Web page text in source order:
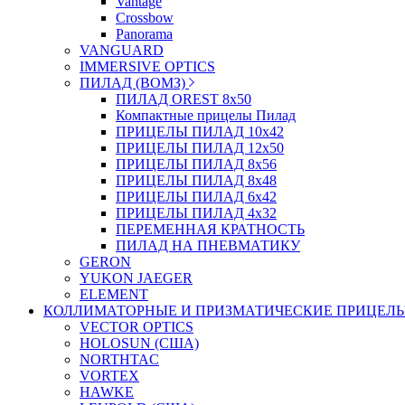
Crossbow
Panorama
VANGUARD
IMMERSIVE OPTICS
ПИЛАД (ВОМЗ)
ПИЛАД OREST 8х50
Компактные прицелы Пилад
ПРИЦЕЛЫ ПИЛАД 10х42
ПРИЦЕЛЫ ПИЛАД 12х50
ПРИЦЕЛЫ ПИЛАД 8х56
ПРИЦЕЛЫ ПИЛАД 8х48
ПРИЦЕЛЫ ПИЛАД 6х42
ПРИЦЕЛЫ ПИЛАД 4х32
ПЕРЕМЕННАЯ КРАТНОСТЬ
ПИЛАД НА ПНЕВМАТИКУ
GERON
YUKON JAEGER
ELEMENT
КОЛЛИМАТОРНЫЕ И ПРИЗМАТИЧЕСКИЕ
VECTOR OPTICS
HOLOSUN (США)
NORTHTAC
VORTEX
HAWKE